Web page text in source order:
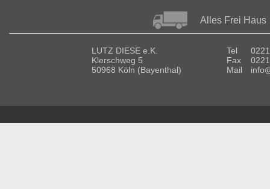
Alles Frei Haus
LUTZ DIESE e.K.
Klerschweg 5
50968 Köln (Bayenthal)
Tel
Fax
Mail